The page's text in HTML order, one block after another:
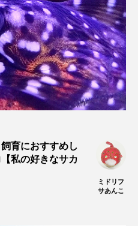
商品
館あきついお 四国
固有亜種 固有種
城崎マリンワールド
奈良県
育におすすめし
私の好きなサカ
ミドリフ
サあんこ